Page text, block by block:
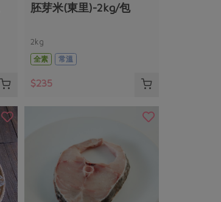
胚芽米(東里)-2kg/包
2kg
全素
常溫
$235